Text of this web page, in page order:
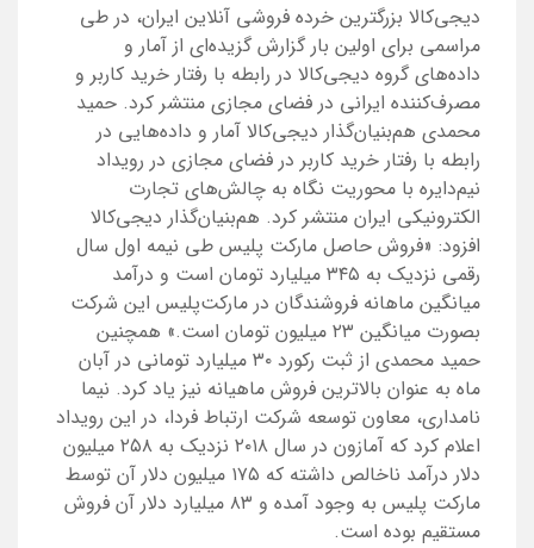
دیجی‌کالا بزرگترین خرده فروشی آنلاین ایران، در طی
مراسمی برای اولین بار گزارش گزیده‌ای از آمار و
داده‌های گروه دیجی‌کالا در رابطه با رفتار خرید کاربر و
مصرف‌کننده ایرانی در فضای مجازی منتشر کرد. حمید
محمدی هم‌بنیان‌گذار دیجی‌کالا آمار و داده‌هایی در
رابطه با رفتار خرید کاربر در فضای مجازی در رویداد
نیم‌دایره با محوریت نگاه به چالش‌های تجارت
الکترونیکی ایران منتشر کرد. هم‌بنیان‌گذار دیجی‌کالا
افزود: «فروش حاصل مارکت پلیس طی نیمه اول سال
رقمی نزدیک به ۳۴۵ میلیارد تومان است و درآمد
میانگین ماهانه فروشندگان در مارکت‌پلیس این شرکت
بصورت میانگین ۲۳ میلیون تومان است.» همچنین
حمید محمدی از ثبت رکورد ۳۰ میلیارد تومانی در آبان
ماه به عنوان بالاترین فروش ماهیانه نیز یاد کرد. نیما
نامداری، معاون توسعه شرکت ارتباط فردا، در این رویداد
اعلام کرد که آمازون در سال ۲۰۱۸ نزدیک به ۲۵۸ میلیون
دلار درآمد ناخالص داشته که ۱۷۵ میلیون دلار آن توسط
مارکت پلیس به وجود آمده و ۸۳ میلیارد دلار آن فروش
مستقیم بوده است.